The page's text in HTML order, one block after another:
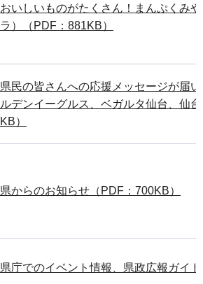
おいしいものがたくさん！まんぷくみ
ラ）（PDF：881KB）
県民の皆さんへの応援メッセージが届
ルデンイーグルス、ベガルタ仙台、仙
KB）
県からのお知らせ（PDF：700KB）
県庁でのイベント情報、県政広報ガイ